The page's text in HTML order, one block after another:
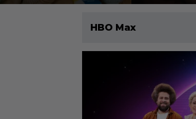
HBO Max